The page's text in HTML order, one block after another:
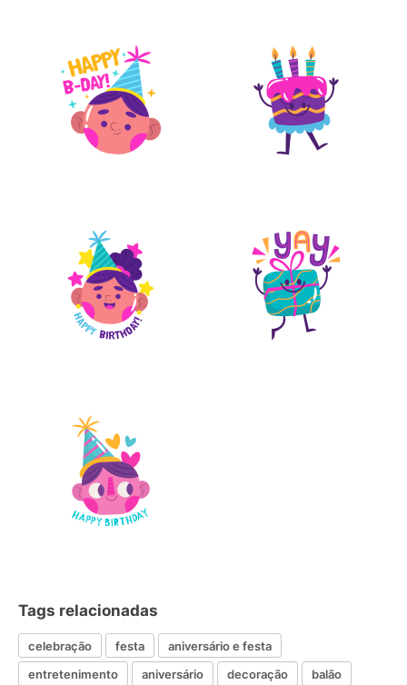
Tags relacionadas
celebração festa
aniversário e festa
entretenimento
aniversário decoração
balão